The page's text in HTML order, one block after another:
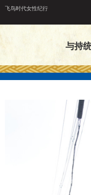
飞鸟时代女性纪行
与持